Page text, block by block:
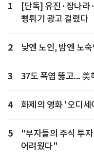
1
[단독] 유진·장나라
뻥튀기 광고 걸렸다
2 낮엔 노인, 밤엔 노
3 37도 폭염 뚫고... 美
4 화제의 영화 '오디
5
"부자들의 주식 투
어려웠다"